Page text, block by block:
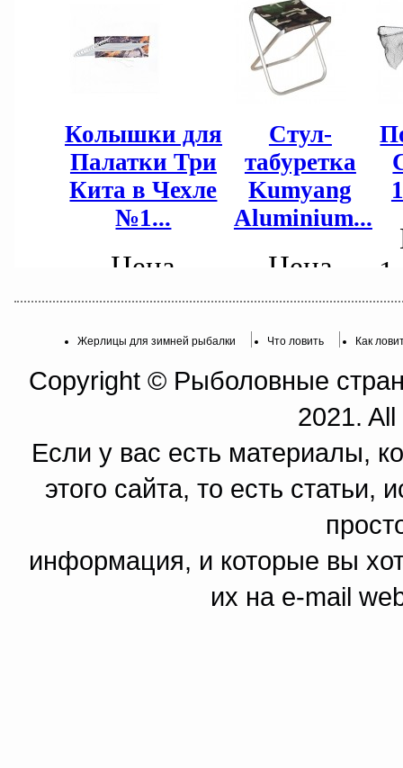
Жерлицы для зимней рыбалки Что ловить Как
Copyright © Рыболовные
2021.
Если у вас есть материалы,
этого сайта, то есть
информация, и которые вы
их на e-mail